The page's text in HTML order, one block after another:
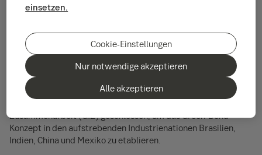
Nachhaltigkeitsaktivitäten von Unternehmen und hat sich zum
Hauptbezugspunkt für Investoren entwickelt.
Die Nachhaltigkeit der SEB ist an zahlreichen Stellen sichtbar.
Die Bank ist ein Pionier im Bereich der „grünen
Finanzierungen“. In Deutschland hat die SEB eine Kooperation
Zusammenarbeit (GIZ) geschlossen, um das Green-Bond-
Konzept in den aufstrebenden Industrienationen Brasilien,
Indien, China und Mexiko zu etablieren.
einsetzen.
Cookie-Einstellungen
Nur notwendige akzeptieren
Alle akzeptieren